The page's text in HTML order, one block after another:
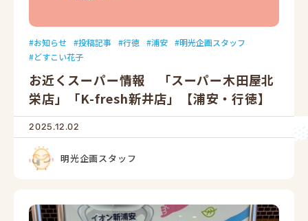
お知らせ 投稿記事 行徳 浦安
明光企画スタッフ
どすこい花子
お近くスーパー情報 「スーパー木田屋北
栄店」「K-fresh新井店」【浦安・行徳】
2025.12.02
明光企画スタッフ